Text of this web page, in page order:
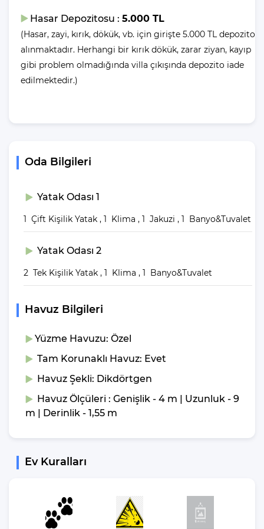
Özellikleri
Havalimanına Uzaklık : 125 Km (Dalaman Havalimanı)
Şehir Merkezine Uzaklık : 5 Km (Kalkan)
Plaja Uzaklık: 7 Km
Otogara Uzaklık
Sağlık Merkezine Uzaklık: 7 Km
Villa Anemon 2 Havuz
Ölçüleri Nedir?
Genişilik: 4 M |Uzunluk 9
Eğer havuz yerine denizin serin sularını tercih
km'lik bir araç yolculuğu yapmanız gerektiğini hatırlatalım.
Villalarımızda yer alan havuzlar her misafirimizin ardından özel
şekilde havuzlarımızı her misafir sonrası için hazır duruma
Villanın
Bahçesinde Neler Var?
Yemek masası, rahat bahçe mobilyaları ve huzur veren salıncak,
villamızın bahçesinde sizin için hazırlandı. Bu eşsiz ortamda
yakalayabilirsiniz.
Villa Giriş ve Çıkış
Saatleri
Tüm villalarımızın giriş saati öğleden sonra 16:00, çıkış saati ise
Hasar Depozitosu : 5.000 TL
(Hasar, zayi, kırık, dökük, vb. için girişte 5.000 TL depozito
alınmaktadır. Herhangi bir kırık dökük, zarar ziyan, kayıp
gibi problem olmadığında villa çıkışında depozito iade
edilmektedir.)
Oda Bilgileri
Yatak Odası 1
1 Çift Kişilik Yatak , 1 Klima , 1 Jakuzi , 1 Banyo&Tuvalet
Yatak Odası 2
2 Tek Kişilik Yatak , 1 Klima , 1 Banyo&Tuvalet
Havuz Bilgileri
Yüzme Havuzu: Özel
Tam Korunaklı Havuz: Evet
Havuz Şekli: Dikdörtgen
Havuz Ölçüleri : Genişlik - 4 m | Uzunluk - 9
m | Derinlik - 1,55 m
Ev Kuralları